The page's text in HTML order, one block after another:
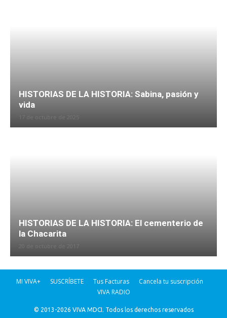
HISTORIAS DE LA HISTORIA: Sabina, pasión y
vida
17 de octubre de 2025
HISTORIAS DE LA HISTORIA: El cementerio de
la Chacarita
20 de octubre de 2017
MI VIVA+ SUSCRÍBETE Tus Facturas
Cancela tu suscripción
VIVA RADIO
© 2013-2026 VIVA MDCI. Todos los derechos reservados